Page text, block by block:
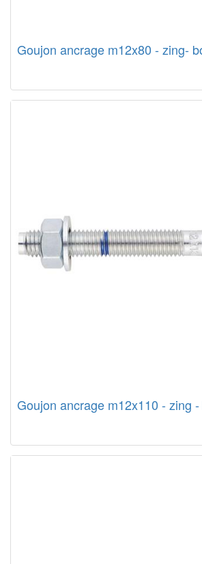
Goujon ancrage m12x80 - zing-
Goujon ancrage m12x110 - zing